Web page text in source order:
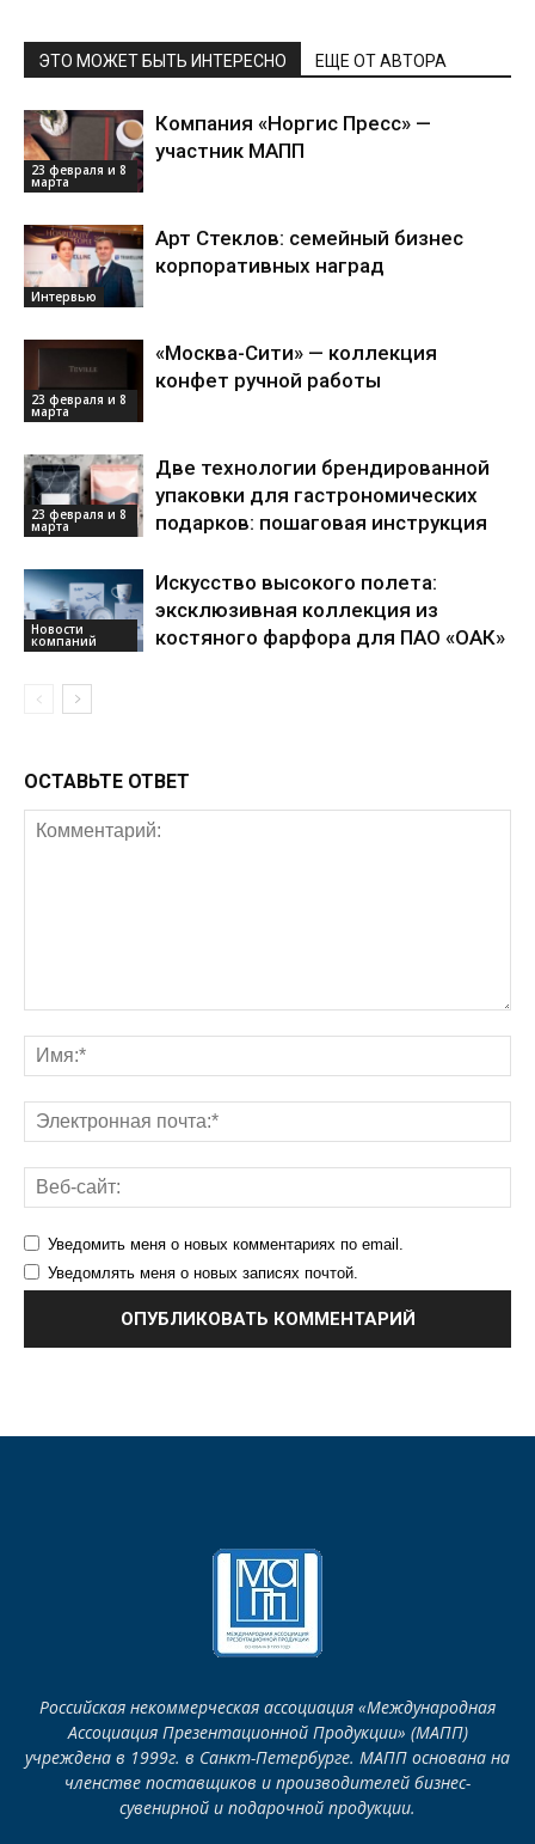
ЭТО МОЖЕТ БЫТЬ ИНТЕРЕСНО ЕЩЕ ОТ АВТОРА
23 февраля и 8
марта
Компания «Норгис Пресс» —
участник МАПП
Интервью
Арт Стеклов: семейный бизнес
корпоративных наград
23 февраля и 8
марта
«Москва-Сити» — коллекция
конфет ручной работы
23 февраля и 8
марта
Две технологии брендированной
упаковки для гастрономических
подарков: пошаговая инструкция
Новости
компаний
Искусство высокого полета:
эксклюзивная коллекция из
костяного фарфора для ПАО «ОАК»
ОСТАВЬТЕ ОТВЕТ
Уведомить меня о новых комментариях по email.
Уведомлять меня о новых записях почтой.
Российская некоммерческая ассоциация «Международная
Ассоциация Презентационной Продукции» (МАПП)
учреждена в 1999г. в Санкт-Петербурге. МАПП основана на
членстве поставщиков и производителей бизнес-
сувенирной и подарочной продукции.